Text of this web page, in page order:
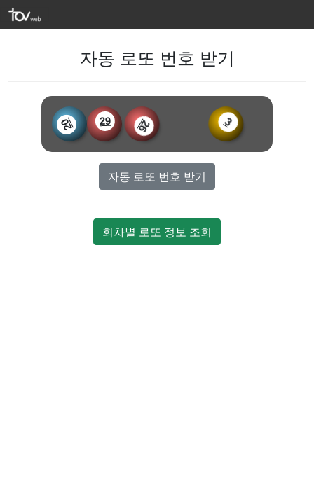
자동 로또 번호 받기
20 29 26
자동 로또 번호 받기
회차별 로또 정보 조회